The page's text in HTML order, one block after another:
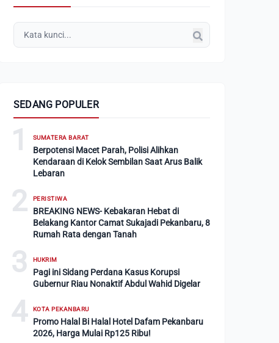
SEDANG POPULER
1 SUMATERA BARAT
Berpotensi Macet Parah, Polisi Alihkan
Kendaraan di Kelok Sembilan Saat Arus Balik
Lebaran
2 PERISTIWA
BREAKING NEWS- Kebakaran Hebat di
Belakang Kantor Camat Sukajadi Pekanbaru, 8
Rumah Rata dengan Tanah
3 HUKRIM
Pagi ini Sidang Perdana Kasus Korupsi
Gubernur Riau Nonaktif Abdul Wahid Digelar
4 KOTA PEKANBARU
Promo Halal Bi Halal Hotel Dafam Pekanbaru
2026, Harga Mulai Rp125 Ribu!